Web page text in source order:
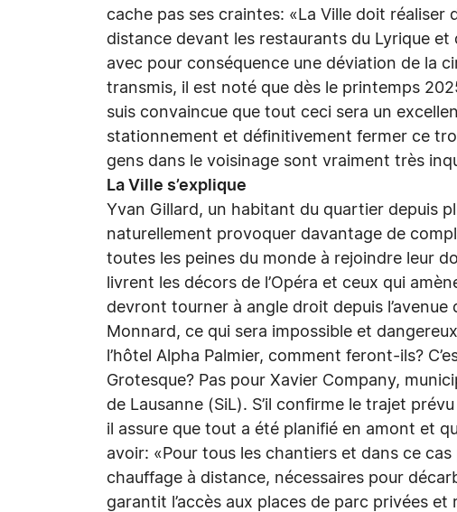
cache pas ses craintes: «La Ville doit réaliser
distance devant les restaurants du Lyrique
avec pour conséquence une déviation de la
transmis, il est noté que dès le printemps
suis convaincue que tout ceci sera un
stationnement et définitivement fermer ce
gens dans le voisinage sont vraiment très
La Ville s’explique
Yvan Gillard, un habitant du quartier depuis
naturellement provoquer davantage de
toutes les peines du monde à rejoindre leur
livrent les décors de l’Opéra et ceux qui
devront tourner à angle droit depuis
Monnard, ce qui sera impossible et
l’hôtel Alpha Palmier, comment feront-ils?
Grotesque? Pas pour Xavier Company,
de Lausanne (SiL). S’il confirme le trajet
il assure que tout a été planifié en amont et
avoir: «Pour tous les chantiers et dans ce
chauffage à distance, nécessaires pour
garantit l’accès aux places de parc privées